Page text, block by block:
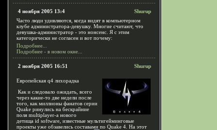
4 ноября 2005 13:4
Shurup
Часто люди удивляются, когда видят в компьютерном
клубе администратора-девушку. Многие считают, что
девушка-администратор - это нонсенс. Я с этим
категорически не согласен и вот почему:
Подробнее...
Подробнее - в новом окне...
2 ноября 2005 16:51 Shurup
Европейская q4 лихорадка
Как и следовало ожидать, всего
через какие-то две недели после
того, как миллионы фанатов серии
Quake ринулись на бескрайние
поля multiplayer-a нового
детища id software, известные мультигейминговые
проекты уже обзавелись составами по Quake 4. На этот